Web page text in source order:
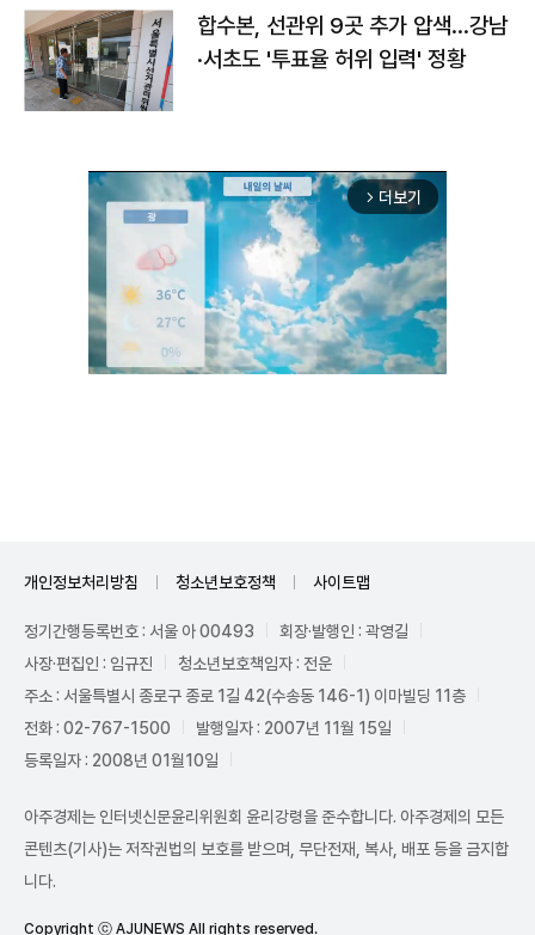
합수본, 선관위 9곳 추가 압색…강남
·서초도 '투표율 허위 입력' 정황
arrow_forward_ios 더보기
개인정보처리방침 청소년보호정책 사이트맵
정기간행등록번호 : 서울 아 00493
회장·발행인 : 곽영길
사장·편집인 : 임규진
청소년보호책임자 : 전운
주소 : 서울특별시 종로구 종로 1길 42(수송동 146-1) 이마빌딩 11층
전화 : 02-767-1500
발행일자 : 2007년 11월 15일
등록일자 : 2008년 01월10일
아주경제는 인터넷신문윤리위원회 윤리강령을 준수합니다. 아주경제의 모든
콘텐츠(기사)는 저작권법의 보호를 받으며, 무단전재, 복사, 배포 등을 금지합
니다.
Copyright ⓒ AJUNEWS All rights reserved.